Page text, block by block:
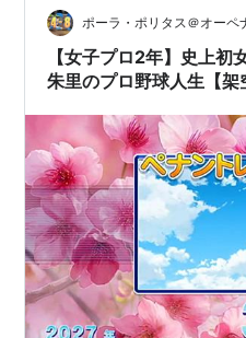
ポーラ・ポリタス＠オーペ
【女子プロ2年】史上初
朱里のプロ野球人生【架